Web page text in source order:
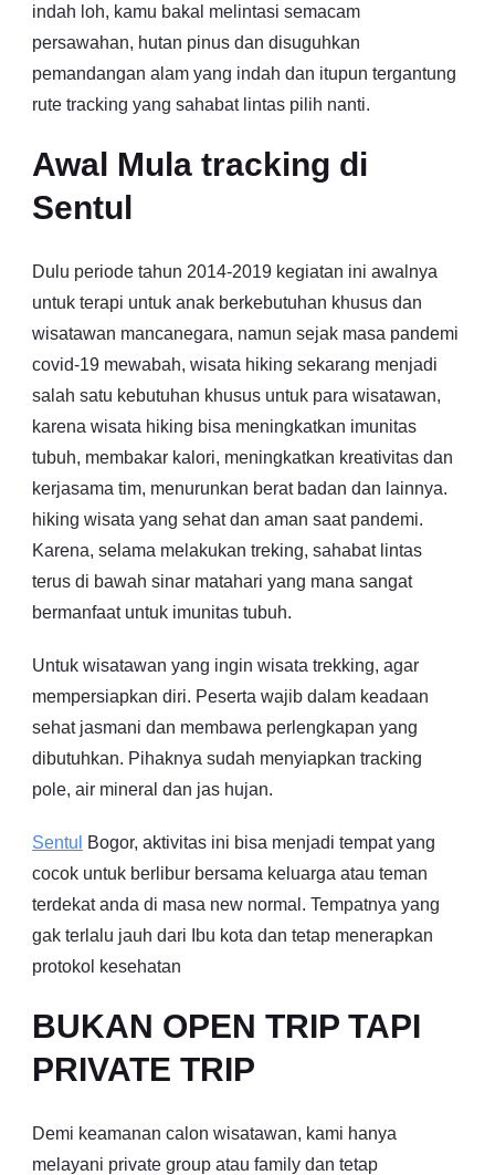
indah loh, kamu bakal melintasi semacam
persawahan, hutan pinus dan disuguhkan
pemandangan alam yang indah dan itupun tergantung
rute tracking yang sahabat lintas pilih nanti.
Awal Mula tracking di
Sentul
Dulu periode tahun 2014-2019 kegiatan ini awalnya
untuk terapi untuk anak berkebutuhan khusus dan
wisatawan mancanegara, namun sejak masa pandemi
covid-19 mewabah, wisata hiking sekarang menjadi
salah satu kebutuhan khusus untuk para wisatawan,
karena wisata hiking bisa meningkatkan imunitas
tubuh, membakar kalori, meningkatkan kreativitas dan
kerjasama tim, menurunkan berat badan dan lainnya.
hiking wisata yang sehat dan aman saat pandemi.
Karena, selama melakukan treking, sahabat lintas
terus di bawah sinar matahari yang mana sangat
bermanfaat untuk imunitas tubuh.
Untuk wisatawan yang ingin wisata trekking, agar
mempersiapkan diri. Peserta wajib dalam keadaan
sehat jasmani dan membawa perlengkapan yang
dibutuhkan. Pihaknya sudah menyiapkan tracking
pole, air mineral dan jas hujan.
Sentul
Bogor, aktivitas ini bisa menjadi tempat yang
cocok untuk berlibur bersama keluarga atau teman
terdekat anda di masa new normal. Tempatnya yang
gak terlalu jauh dari Ibu kota dan tetap menerapkan
protokol kesehatan
BUKAN OPEN TRIP TAPI
PRIVATE TRIP
Demi keamanan calon wisatawan, kami hanya
melayani private group atau family dan tetap